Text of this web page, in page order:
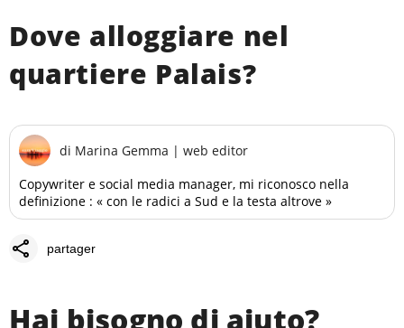
Dove alloggiare nel
quartiere Palais?
di Marina Gemma | web editor
Copywriter e social media manager, mi riconosco nella
definizione : « con le radici a Sud e la testa altrove »
share partager
Hai bisogno di aiuto?